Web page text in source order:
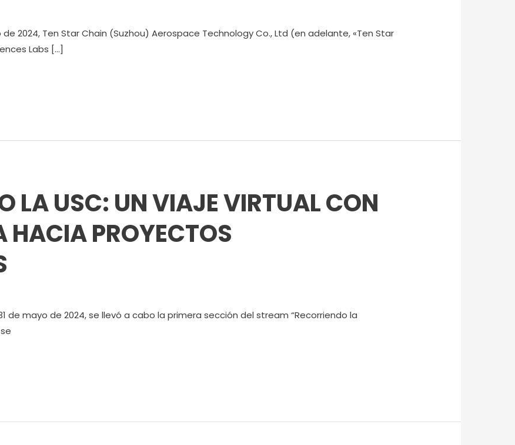
de 2024, Ten Star Chain (Suzhou) Aerospace Technology Co., Ltd (en adelante, «Ten Star
Labs […]
LA USC: UN VIAJE VIRTUAL CON
PROYECTOS
de mayo de 2024, se llevó a cabo la primera sección del stream “Recorriendo la